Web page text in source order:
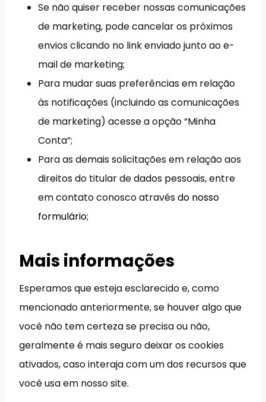
Se não quiser receber nossas comunicações
de marketing, pode cancelar os próximos
envios clicando no link enviado junto ao e-
mail de marketing;
Para mudar suas preferências em relação
às notificações (incluindo as comunicações
de marketing) acesse a opção “Minha
Conta”;
Para as demais solicitações em relação aos
direitos do titular de dados pessoais, entre
em contato conosco atravésdo nosso
formulário;
Mais informações
Esperamos que esteja esclarecido e, como
mencionado anteriormente, se houver algo que
você não tem certeza se precisa ou não,
geralmente é mais seguro deixar os cookies
ativados, caso interaja com um dos recursos que
você usa em nosso site.